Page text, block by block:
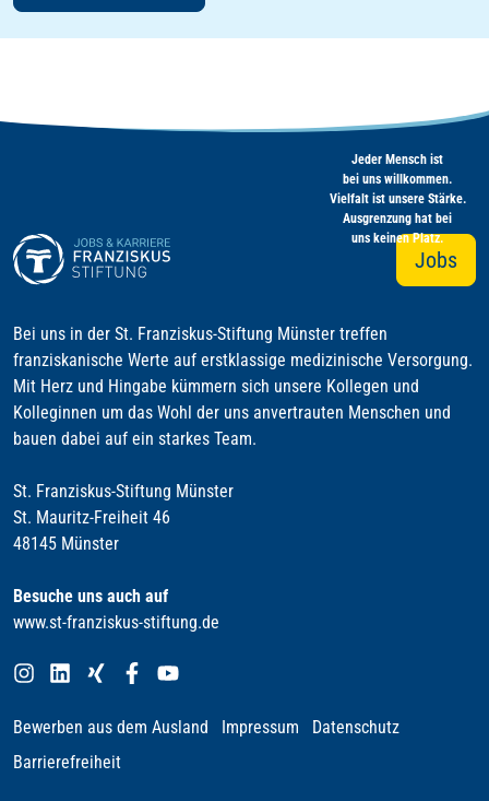
Jeder Mensch ist
bei uns willkommen.
Vielfalt ist unsere Stärke.
Ausgrenzung hat bei
uns keinen Platz.
Jobs
Bei uns in der St. Franziskus-Stiftung Münster treffen
franziskanische Werte auf erstklassige medizinische Versorgung.
Mit Herz und Hingabe kümmern sich unsere Kollegen und
Kolleginnen um das Wohl der uns anvertrauten Menschen und
bauen dabei auf ein starkes Team.
St. Franziskus-Stiftung Münster
St. Mauritz-Freiheit 46
48145 Münster
Besuche uns auch auf
www.st-franziskus-stiftung.de
Bewerben aus dem Ausland Impressum
Datenschutz
Barrierefreiheit